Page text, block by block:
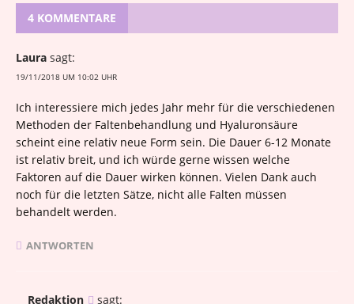
4 KOMMENTARE
Laura sagt:
19/11/2018 UM 10:02 UHR
Ich interessiere mich jedes Jahr mehr für die verschiedenen
Methoden der Faltenbehandlung und Hyaluronsäure
scheint eine relativ neue Form sein. Die Dauer 6-12 Monate
ist relativ breit, und ich würde gerne wissen welche
Faktoren auf die Dauer wirken können. Vielen Dank auch
noch für die letzten Sätze, nicht alle Falten müssen
behandelt werden.
ANTWORTEN
Redaktion sagt: